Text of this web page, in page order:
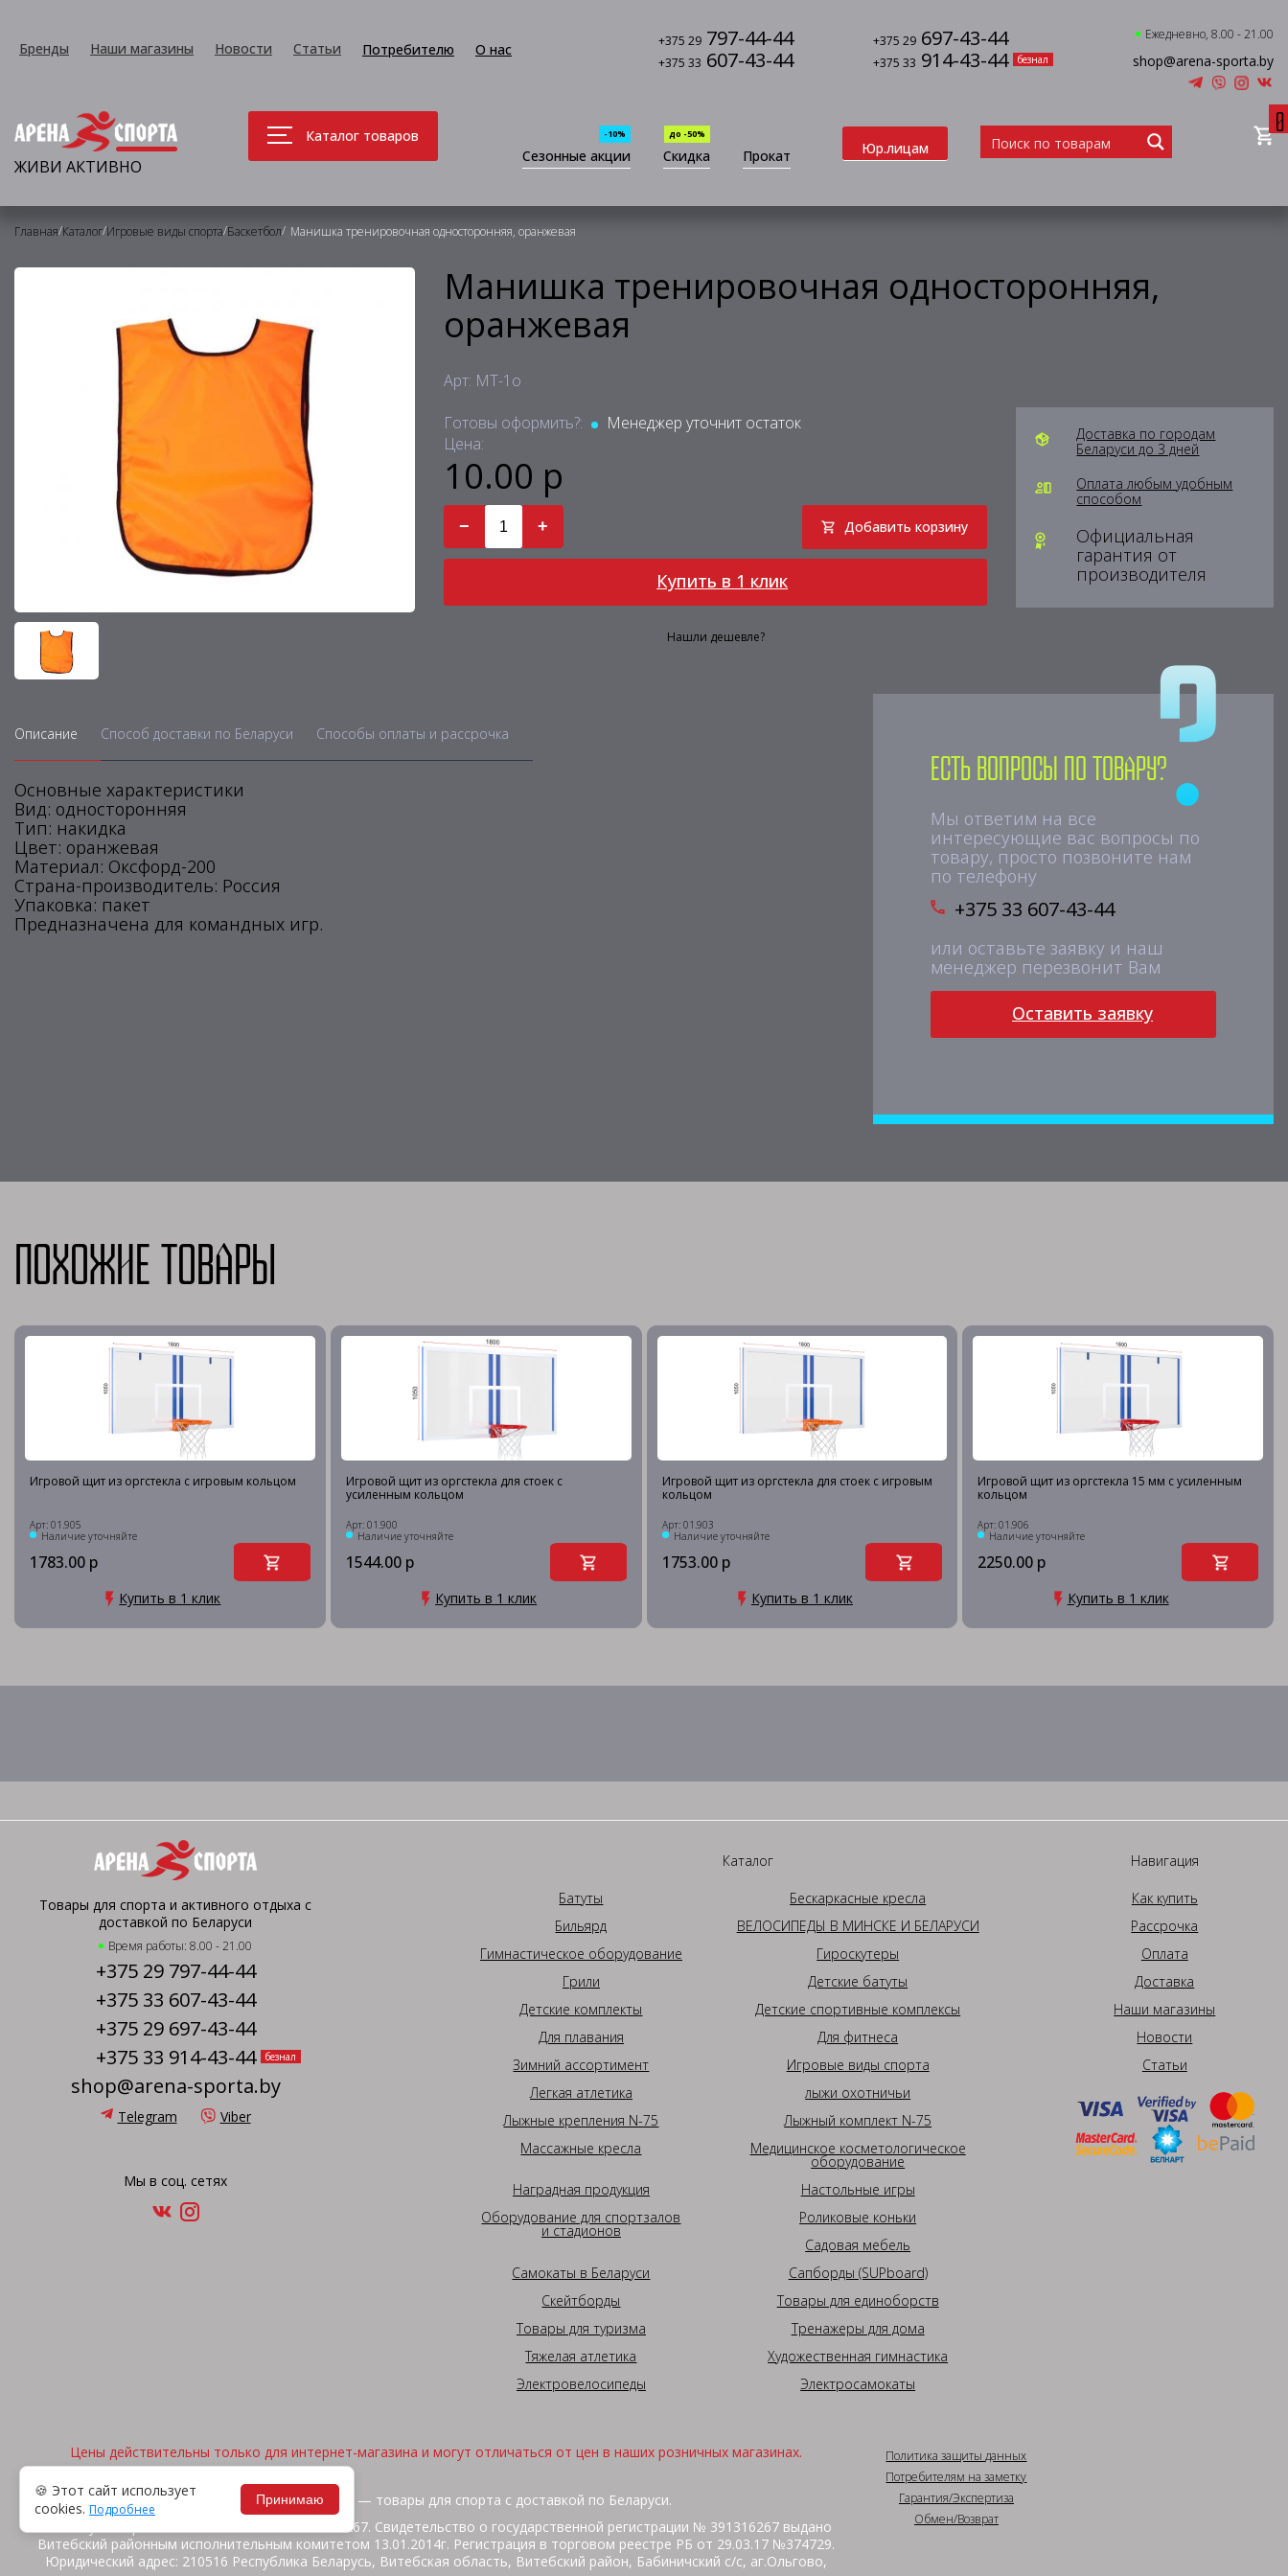
Бренды Наши магазины Новости Статьи Потребителю О нас +375 29 797-44-44 +375 29 697-43-44
+375 33 607-43-44 +375 33 914-43-44 безнал
Ежедневно, 8.00 - 21.00
shop@arena-sporta.by
ЖИВИ АКТИВНО
Каталог товаров
Сезонные акции
-10%
Скидка
до -50%
Прокат Юр.лицам
0
Главная/Каталог/Игровые виды спорта/Баскетбол/ Манишка тренировочная односторонняя, оранжевая
Манишка тренировочная односторонняя,
оранжевая
Арт: МТ-1о
Готовы оформить?:
Менеджер уточнит остаток
Цена:
10.00 р
− + Добавить корзину
Купить в 1 клик
Нашли дешевле?
Доставка по городам
Беларуси до 3 дней
Оплата любым удобным
способом
Официальная
гарантия от
производителя
Описание Способ доставки по Беларуси Способы оплаты и рассрочка
Основные характеристики
Вид: односторонняя
Тип: накидка
Цвет: оранжевая
Материал: Оксфорд-200
Страна-производитель: Россия
Упаковка: пакет
Предназначена для командных игр.
Есть вопросы по товару?
Мы ответим на все
интересующие вас вопросы по
товару, просто позвоните нам
по телефону
+375 33 607-43-44
или оставьте заявку и наш
менеджер перезвонит Вам
Оставить заявку
Похожие товары
Игровой щит из оргстекла с игровым кольцом
Арт: 01.905
Наличие уточняйте
1783.00 р
Купить в 1 клик
Игровой щит из оргстекла для стоек с
усиленным кольцом
Арт: 01.900
Наличие уточняйте
1544.00 р
Купить в 1 клик
Игровой щит из оргстекла для стоек с игровым
кольцом
Арт: 01.903
Наличие уточняйте
1753.00 р
Купить в 1 клик
Игровой щит из оргстекла 15 мм с усиленным
кольцом
Арт: 01.906
Наличие уточняйте
2250.00 р
Купить в 1 клик
Товары для спорта и активного отдыха с
доставкой по Беларуси
Время работы: 8.00 - 21.00
+375 29 797-44-44
+375 33 607-43-44
+375 29 697-43-44
+375 33 914-43-44
безнал
shop@arena-sporta.by
Telegram Viber
Мы в соц. сетях
Каталог
Батуты
Бескаркасные кресла
Бильярд
ВЕЛОСИПЕДЫ В МИНСКЕ И БЕЛАРУСИ
Гимнастическое оборудование
Гироскутеры
Грили
Детские батуты
Детские комплекты
Детские спортивные комплексы
Для плавания
Для фитнеса
Зимний ассортимент
Игровые виды спорта
Легкая атлетика
лыжи охотничьи
Лыжные крепления N-75
Лыжный комплект N-75
Массажные кресла
Медицинское косметологическое
оборудование
Наградная продукция
Настольные игры
Оборудование для спортзалов
и стадионов
Роликовые коньки
Садовая мебель
Самокаты в Беларуси
Сапборды (SUPboard)
Скейтборды
Товары для единоборств
Товары для туризма
Тренажеры для дома
Тяжелая атлетика
Художественная гимнастика
Электровелосипеды
Электросамокаты
Навигация
Как купить
Рассрочка
Оплата
Доставка
Наши магазины
Новости
Статьи
Цены действительны только для интернет-магазина и могут отличаться от цен в наших розничных магазинах.
2026, © "Арена спорта" — товары для спорта с доставкой по Беларуси.
ИП Жакуть Вероника Витальевна. УНП 391316267. Свидетельство о государственной регистрации № 391316267 выдано
Витебский районным исполнительным комитетом 13.01.2014г. Регистрация в торговом реестре РБ от 29.03.17 №374729.
Юридический адрес: 210516 Республика Беларусь, Витебская область, Витебский район, Бабиничский с/с, аг.Ольгово,
Политика защиты данных
Потребителям на заметку
Гарантия/Экспертиза
Обмен/Возврат
🍪 Этот сайт использует
cookies. Подробнее
Принимаю